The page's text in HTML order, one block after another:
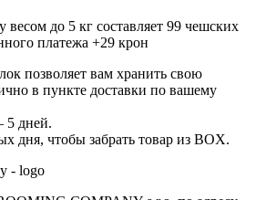
весом до 5 кг составляет 99 чешских
платежа +29 крон
позволяет вам хранить свою
в пункте доставки по вашему
5 дней.
дня, чтобы забрать товар из BOX.